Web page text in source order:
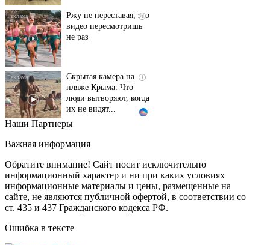
видео пересмотришь
не раз
пляже Крыма: Что
люди вытворяют, когда
их не видят...
Ролик длится
смеяться вы будете
i
Королева вагона
отожгла! Видео не
оставит равнодушным
Наши Партнеры
Важная информация
Обратите внимание! Сайт носит исключительно
информационный характер и ни при каких условиях
информационные материалы и цены, размещенные на
сайте, не являются публичной офертой, в соответствии со
ст. 435 и 437 Гражданского кодекса РФ.
Ошибка в тексте